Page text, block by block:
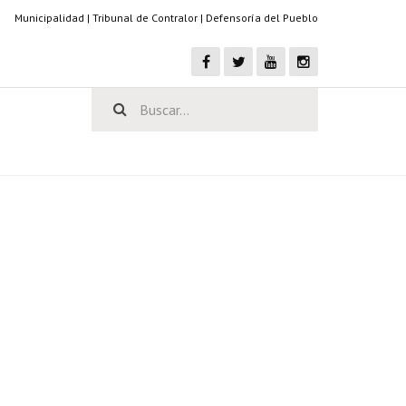
Municipalidad | Tribunal de Contralor | Defensoría del Pueblo